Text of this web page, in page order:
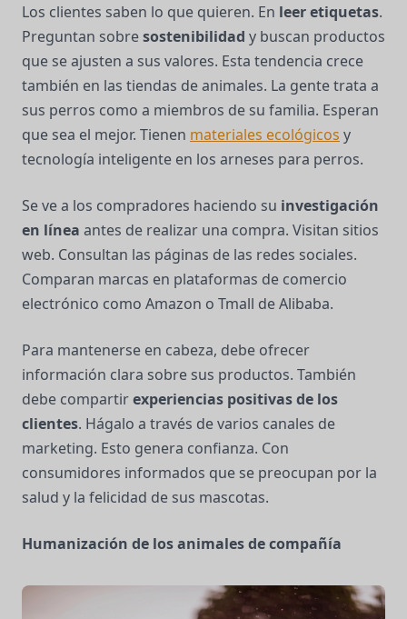
Los clientes saben lo que quieren. En leer etiquetas.
Preguntan sobresostenibilidad y buscan productos
que se ajusten a sus valores. Esta tendencia crece
también en las tiendas de animales. La gente trata a
sus perros como a miembros de su familia. Esperan
que sea el mejor. Tienen materiales ecológicos y
tecnología inteligente en los arneses para perros.
Se ve a los compradores haciendo su investigación
en línea antes de realizar una compra. Visitan sitios
web. Consultan las páginas de las redes sociales.
Comparan marcas en plataformas de comercio
electrónico como Amazon o Tmall de Alibaba.
Para mantenerse en cabeza, debe ofrecer
información clara sobre sus productos. También
debe compartirexperiencias positivas de los
clientes. Hágalo a través de varios canales de
marketing. Esto genera confianza. Con
consumidores informados que se preocupan por la
salud y la felicidad de sus mascotas.
Humanización de los animales de compañía